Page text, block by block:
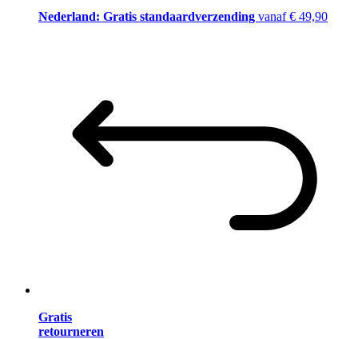
Nederland: Gratis standaardverzending vanaf € 49,90
Gratis
retourneren